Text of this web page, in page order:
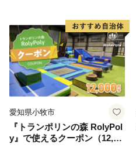
愛知県小牧市
『トランポリンの森 RolyPol
y』で使えるクーポン（12,00